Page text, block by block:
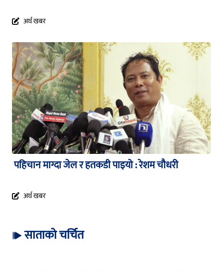
अर्थ खबर
पहिचान माग्दा जेल र हतकडी पाइयो : रेशम चौधरी
अर्थ खबर
साताको चर्चित